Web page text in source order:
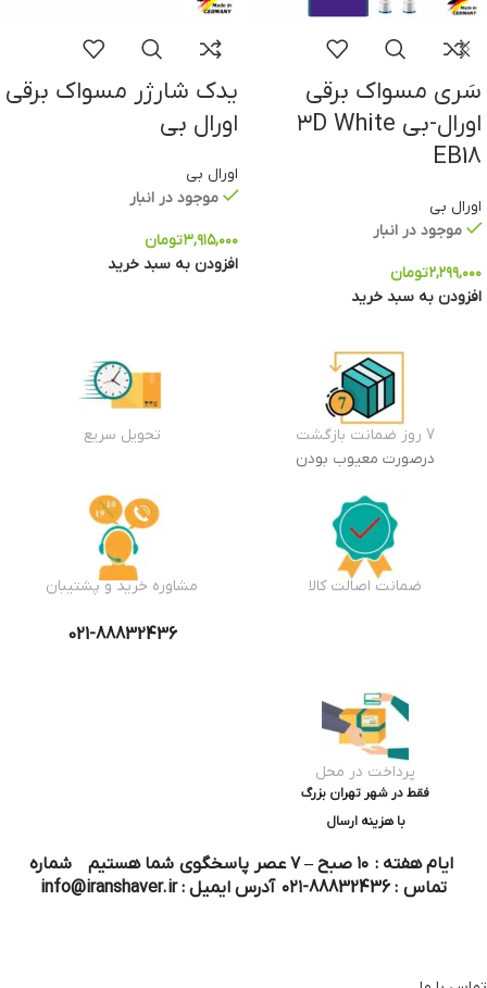
سَری مسواک برقی
اورال-بی ۳D White
EB18
اورال بی
موجود در انبار
۲,۲۹۹,۰۰۰تومان
افزودن به سبد خرید
یدک شارژر مسواک برقی
اورال بی
اورال بی
موجود در انبار
۳,۹۱۵,۰۰۰تومان
افزودن به سبد خرید
7 روز ضمانت بازگشت
درصورت معیوب بودن
تحویل سریع
ضمانت اصالت کالا مشاوره خرید و پشتیبان
021-88832436
پرداخت در محل
فقط در شهر تهران بزرگ
با هزینه ارسال
ایام هفته : ۱۰ صبح – ۷ عصر پاسخگوی شما هستیم شماره
تماس : 88832436-۰۲۱ آدرس ایمیل : info@iranshaver.ir